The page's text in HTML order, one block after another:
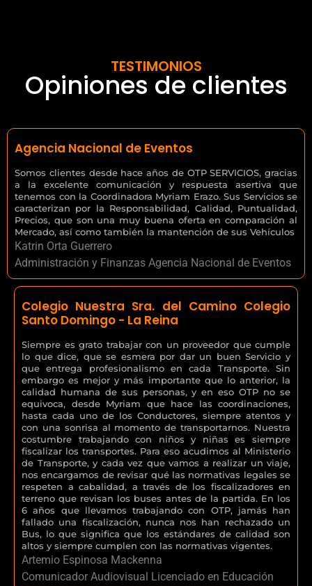
TESTIMONIOS
Opiniones de clientes
Agencia Nacional de Eventos
Somos clientes desde hace años de OTP SERVICIOS, gracias
a la excelente comunicación y respuesta asertiva que
tenemos con la Coordinadora Myriam Erazo. Sus Servicios se
caracterizan por la Responsabilidad, Calidad, Puntualidad,
Precios, que son una muy buena oferta en comparación al
Mercado, así como también la mantención de sus Vehículos
Katrin Orta Guerrero
Administración y Finanzas Agencia Nacional de Eventos
Colegio Nuestra Sra. del Camino Colegio
Santo Domingo - La Reina
Siempre es grato trabajar con un proveedor que cumple
lo que dice, que se esmera por dar un buen Servicio y
que entrega profesionalismo en cada Transporte. Sin
embargo es mejor y más importante que lo anterior, la
calidad humana de sus personas, y en eso OTP no se
equivoca, desde Myriam que hace las coordinaciones,
hasta cada uno de los Conductores, siempre atentos y
con una sonrisa al momento de transportarnos. Nuestra
costumbre trabajando con niños y niñas es siempre
fiscalizar los transportes. Para eso acudimos al Ministerio
de Transporte, y cada vez que vamos a realizar un viaje,
nos encargamos de revisar qué las normativas legales se
respeten a cabalidad, a través de los fiscalizadores en
terreno que revisan los buses antes de la partida. En los
6 años que llevamos trabajando con OTP, jamás han
fallado una fiscalización, nunca nos han rechazado un
Bus, lo que significa que los estándares de calidad son
altos y siempre cumplen con las normativas vigentes.
Artemio Espinosa Mackenna
Comunicador Audiovisual Licenciado en Educación